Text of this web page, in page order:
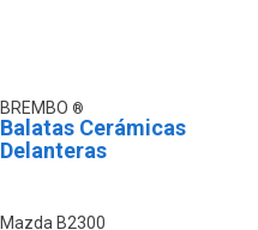
BREMBO
Balatas Cerámicas
Delanteras
Mazda B2300